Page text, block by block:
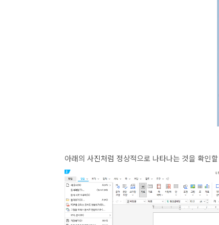
아래의 사진처럼 정상적으로 나타나는 것을 확인